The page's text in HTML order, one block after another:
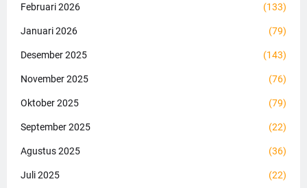
Februari 2026 (133)
Januari 2026 (79)
Desember 2025 (143)
November 2025 (76)
Oktober 2025 (79)
September 2025 (22)
Agustus 2025 (36)
Juli 2025 (22)